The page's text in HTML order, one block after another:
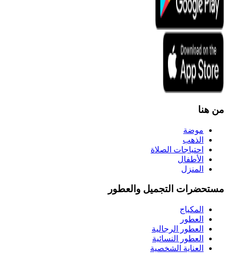
من هنا
موضة
الذهب
احتياجات الصلاة
الأطفال
المنزل
مستحضرات التجميل والعطور
المكياج
العطور
العطور الرجالية
العطور النسائية
العناية الشخصية